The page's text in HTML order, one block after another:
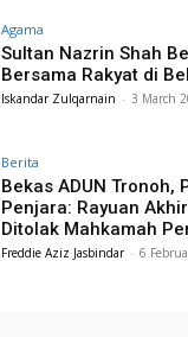
Agama
Sultan Nazrin Shah
Bersama Rakyat di
Iskandar Zulqarnain - 3 March
Berita
Bekas ADUN Tronoh,
Penjara: Rayuan
Ditolak Mahkamah
Freddie Aziz Jasbindar - 6